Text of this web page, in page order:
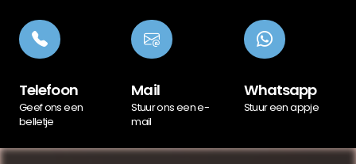
Telefoon
Geef ons een
belletje
Mail
Stuur ons een e-
mail
Whatsapp
Stuur een appje